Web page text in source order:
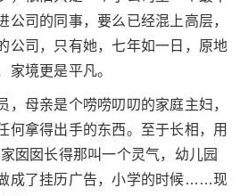
公司的同事，要么已经混上高层，
公司，只有她，七年如一日，原地
家境更是平凡。
，母亲是个唠唠叨叨的家庭主妇，
何拿得出手的东西。至于长相，用
囡囡长得那叫一个灵气，幼儿园
成了挂历广告，小学的时候……现